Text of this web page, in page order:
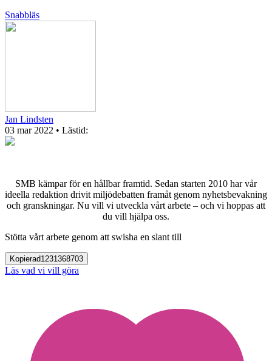
Snabbläs
Jan Lindsten
03 mar 2022 • Lästid:
SMB kämpar för en hållbar framtid. Sedan starten 2010 har vår
ideella redaktion drivit miljödebatten framåt genom nyhetsbevakning
och granskningar. Nu vill vi utveckla vårt arbete – och vi hoppas att
du vill hjälpa oss.
Stötta vårt arbete genom att swisha en slant till
Kopierad1231368703
Läs vad vi vill göra